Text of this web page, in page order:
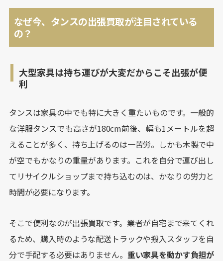
なぜ今、タンスの出張買取が注目されている
の？
大型家具は持ち運びが大変だからこそ出張が便
利
タンスは家具の中でも特に大きく重たいものです。一般的
な洋服タンスでも高さが180cm前後、幅も1メートルを超
えることが多く、持ち上げるのは一苦労。しかも木製で中
が空でもかなりの重量があります。これを自分で運び出し
てリサイクルショップまで持ち込むのは、かなりの労力と
時間が必要になります。
そこで便利なのが出張買取です。業者が自宅まで来てくれ
るため、購入時のような配送トラックや搬入スタッフを自
分で手配する必要はありません。 重い家具を動かす負担が